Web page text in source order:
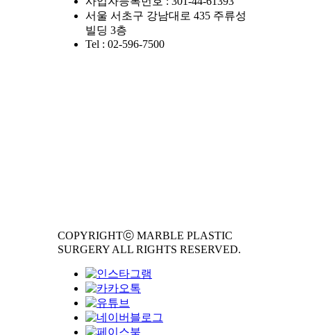
서울 서초구 강남대로 435 주류성
빌딩 3층
Tel : 02-596-7500
COPYRIGHTⓒ MARBLE PLASTIC
SURGERY ALL RIGHTS RESERVED.